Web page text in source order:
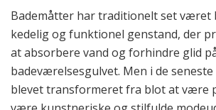
Bademåtter har traditionelt set været
kedelig og funktionel genstand, der
at absorbere vand og forhindre glid
badeværelsesgulvet. Men i de
blevet transformeret fra blot at være